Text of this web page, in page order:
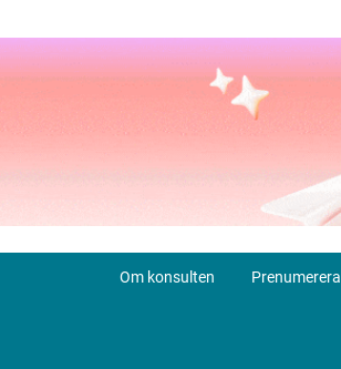
Om konsulten Prenumerera